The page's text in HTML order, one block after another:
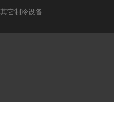
其它制冷设备